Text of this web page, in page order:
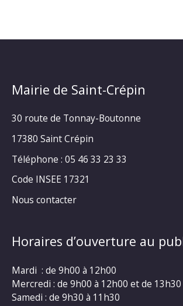
Mairie de Saint-Crépin
30 route de Tonnay-Boutonne
17380 Saint Crépin
Téléphone : 05 46 33 23 33
Code INSEE 17321
Nous contacter
Horaires d’ouverture au
Mardi : de 9h00 à 12h00
Mercredi : de 9h00 à 12h00 et de
Samedi : de 9h30 à 11h30